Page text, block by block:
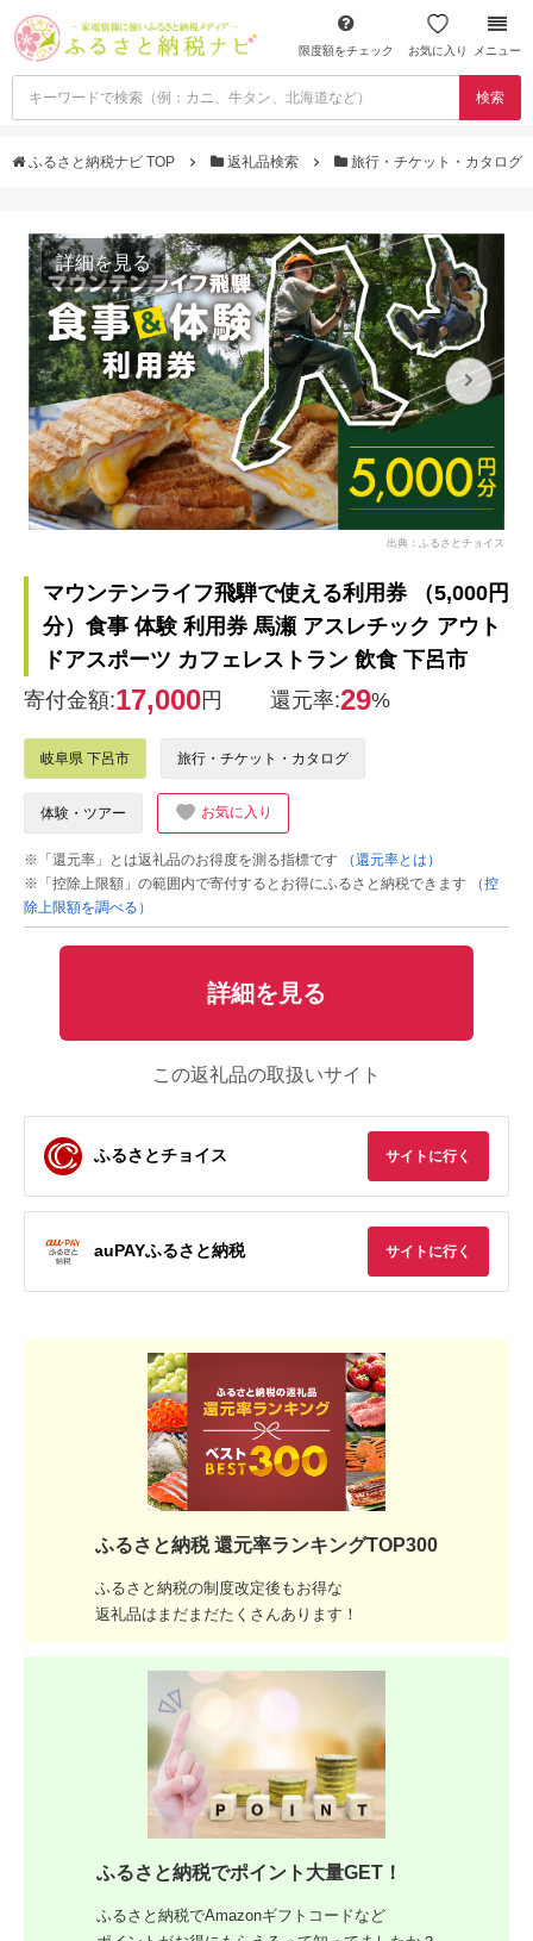
限度額をチェック お気に入り メニュー
検索
ふるさと納税ナビ TOP 返礼品検索 旅行・チケット・カタログ
詳細を見る
出典：ふるさとチョイス
マウンテンライフ飛騨で使える利用券 （5,000円
分）食事 体験 利用券 馬瀬 アスレチック アウト
ドアスポーツ カフェレストラン 飲食 下呂市
寄付金額:17,000円 還元率:29%
岐阜県 下呂市 旅行・チケット・カタログ
体験・ツアー お気に入り
※「還元率」とは返礼品のお得度を測る指標です
（還元率とは）
※「控除上限額」の範囲内で寄付するとお得にふるさと納税できます
（控
除上限額を調べる）
詳細を見る
この返礼品の取扱いサイト
ふるさとチョイス サイトに行く
auPAYふるさと納税 サイトに行く
ふるさと納税 還元率ランキングTOP300
ふるさと納税の制度改定後もお得な
返礼品はまだまだたくさんあります！
ふるさと納税でポイント大量GET！
ふるさと納税でAmazonギフトコードなど